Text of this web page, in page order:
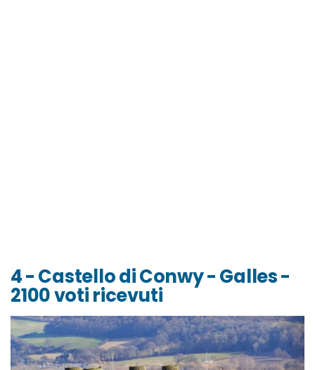
4 - Castello di Conwy - Galles -
2100 voti ricevuti